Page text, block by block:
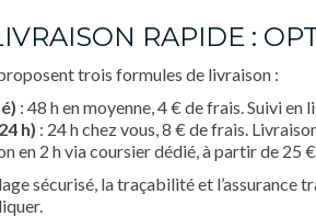
RAPIDE :
trois formules de livraison :
: 48 h en moyenne, 4 € de frais. Suivi
h) : 24 h chez vous, 8 € de frais.
en 2 h via coursier dédié, à partir de
sécurisé, la traçabilité et